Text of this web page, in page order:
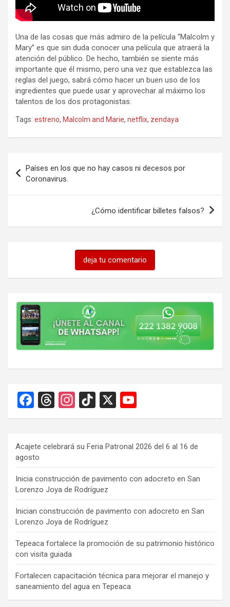
Una de las cosas que más admiro de la película “Malcolm y
Mary” es que sin duda conocer una película que atraerá la
atención del público. De hecho, también se siente más
importante que él mismo, pero una vez que establezca las
reglas del juego, sabrá cómo hacer un buen uso de los
ingredientes que puede usar y aprovechar al máximo los
talentos de los dos protagonistas.
Tags: estreno, Malcolm and Marie, netflix, zendaya
de
entradas
Países en los que no hay casos ni decesos por
Coronavirus.
¿Cómo identificar billetes falsos?
deja tu comentario
F
a
b
o
o
k
T
hr
a
d
s
In
st
gr
a
m
Ti
k
o
k
X
o
T
u
b
e
C
h
a
n
n
el
Acajete celebrará su Feria Patronal 2026 del 6 al 16 de
agosto
Inicia construcción de pavimento con adocreto en San
Lorenzo Joya de Rodríguez
Inician construcción de pavimento con adocreto en San
Lorenzo Joya de Rodríguez
Tepeaca fortalece la promoción de su patrimonio histórico
con visita guiada
Fortalecen capacitación técnica para mejorar el manejo y
saneamiento del agua en Tepeaca